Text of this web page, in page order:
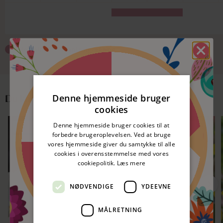
Blomstrer Plantning/såning
Du kan måske også lide
LEVERES I SEPTEMBER 🌷
SPAR 10%
LEVERES I SEPTEMBER 🌷
SPAR 10%
Denne hjemmeside bruger
cookies
Denne hjemmeside bruger cookies til at
forbedre brugeroplevelsen. Ved at bruge
vores hjemmeside giver du samtykke til alle
cookies i overensstemmelse med vores
cookiepolitik. Læs mere
NØDVENDIGE YDEEVNE
MÅLRETNING
Spar 5%
50 kr. rabat
nitte
nitte
Spar 5%
50 kr. rabat
nitte
nitte